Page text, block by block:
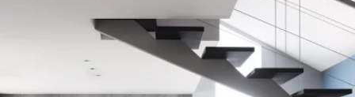
PRENDRE RENDEZ-VOUS